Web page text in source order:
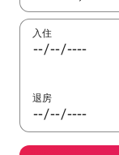
入住
退房